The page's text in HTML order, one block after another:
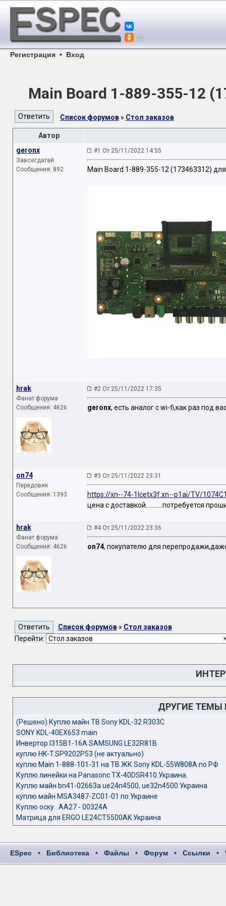
Регистрация • Вход
Main Board 1-889-355-12
Список форумов» Стол заказов
Автор
geronx
Завсегдатай
Сообщения: 892
#1 От 25/11/2022 14:55
Main Board 1-889-355-12 (173463312)
hrak
Фанат форума
Сообщения: 4626
#2 От 25/11/2022 17:35
geronx, есть аналог с wi-fi,как раз под
on74
Передовик
Сообщения: 1393
#3 От 25/11/2022 23:31
https://xn--74-1lcetx3f.xn--p1ai/TV/
цена с доставкой...........потребуется
hrak
Фанат форума
Сообщения: 4626
#4 От 25/11/2022 23:36
on74, покупателю для
Список форумов» Стол заказов
Перейти:
ДРУГИЕ ТЕМЫ
(Решено) Куплю майн ТВ Sony KDL-32 R303C
SONY KDL-40EX653 main
Инвертор I315B1-16A SAMSUNG LE32R81B
куплю HK-T.SP9202P53 (не актуально)
куплю Main 1-888-101-31 на ТВ ЖК Sony KDL-55W808A по РФ
Куплю линейки на Panasonc TX-40DSR410.Украина.
Куплю майн bn41-02663a ue24n4500, ue32n4500 Украина
куплю майн MSA3487-ZC01-01 по Украине
Куплю оску . AA27 - 00324A
Матрица для ERGO LE24CT5500AK Украина
ESpec • Библиотека • Файлы • Форум • Ссылки •